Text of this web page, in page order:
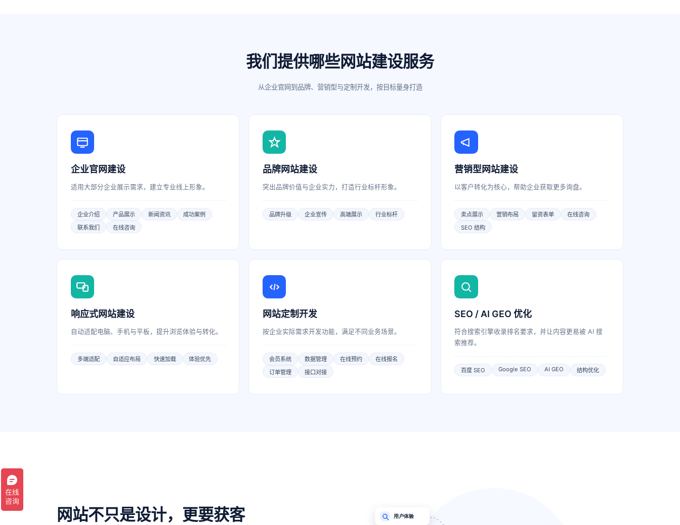
我们提供哪些网站建设服务
从企业官网到品牌、营销型与定制开发，按目标量身打造
企业官网建设
适用大部分企业展示需求，建立专业线上形象。
企业介绍 产品展示 新闻资讯
成功案例
联系我们
在线咨询
品牌网站建设
突出品牌价值与企业实力，打造行业标杆形象。
品牌升级 企业宣传 高端展示 行业标杆
营销型网站建设
以客户转化为核心，帮助企业获取更多询盘。
卖点展示 营销布局 留资表单
在线咨询
SEO 结构
响应式网站建设
自动适配电脑、手机与平板，提升浏览体验与转化。
多端适配 自适应布局 快速加载 体验优先
网站定制开发
按企业实际需求开发功能，满足不同业务场景。
会员系统 数据管理 在线预约
在线报名
订单管理
接口对接
SEO / AI GEO 优化
符合搜索引擎收录排名要求，并让内容更易被 AI 搜
索推荐。
百度 SEO Google SEO AI GEO 结构优化
网站不只是设计，更要获客